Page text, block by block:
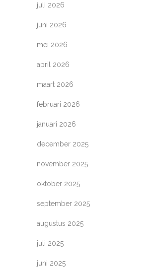
juli 2026
juni 2026
mei 2026
april 2026
maart 2026
februari 2026
januari 2026
december 2025
november 2025
oktober 2025
september 2025
augustus 2025
juli 2025
juni 2025